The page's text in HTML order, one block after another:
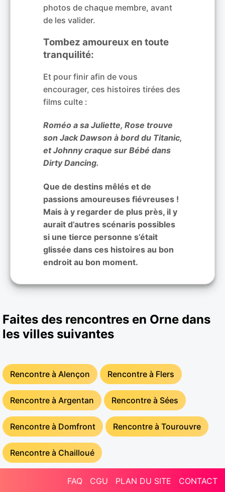
photos de chaque membre, avant
de les valider.
Tombez amoureux en toute
tranquilité:
Et pour finir afin de vous
encourager, ces histoires tirées des
films culte :
Roméo a sa Juliette, Rose trouve
son Jack Dawson à bord du Titanic,
et Johnny craque sur Bébé dans
Dirty Dancing.
Que de destins mêlés et de
passions amoureuses fiévreuses !
Mais à y regarder de plus près, il y
aurait d’autres scénaris possibles
si une tierce personne s’était
glissée dans ces histoires au bon
endroit au bon moment.
Faites des rencontres en Orne dans
les villes suivantes
Rencontre à Alençon Rencontre à Flers
Rencontre à Argentan Rencontre à Sées
Rencontre à Domfront Rencontre à Tourouvre
Rencontre à Chailloué
FAQ CGU PLAN DU SITE CONTACT